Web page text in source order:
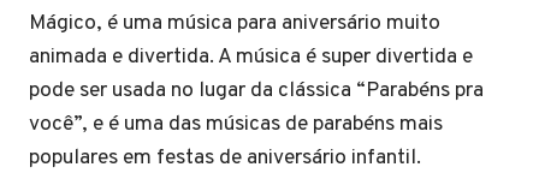
Mágico, é uma música para aniversário muito
animada e divertida. A música é super divertida e
pode ser usada no lugar da clássica “Parabéns pra
você”, e é uma das músicas de parabéns mais
populares em festas de aniversário infantil.